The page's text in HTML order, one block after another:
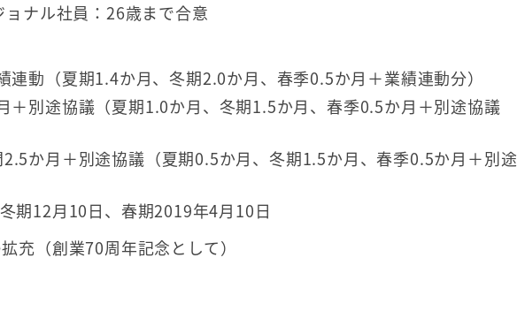
ナル社員：26歳まで合意
連動（夏期1.4か月、冬期2.0か月、春季0.5か月＋業績連動分）
＋別途協議（夏期1.0か月、冬期1.5か月、春季0.5か月＋別途協議
か月＋別途協議（夏期0.5か月、冬期1.5か月、春季0.5か月＋別途
期12月10日、春期2019年4月10日
充（創業70周年記念として）